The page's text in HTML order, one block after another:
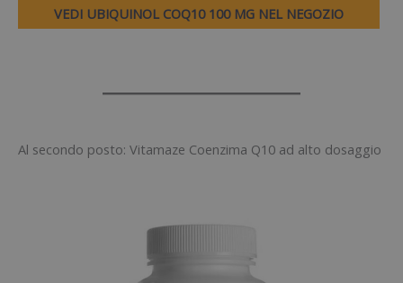
VEDI UBIQUINOL COQ10 100 MG NEL NEGOZIO
Al secondo posto: Vitamaze Coenzima Q10 ad alto dosaggio